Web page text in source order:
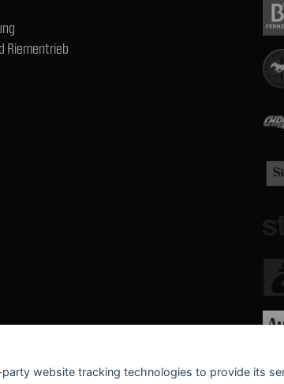
Riementrieb
WE
website tracking technologies to provide its